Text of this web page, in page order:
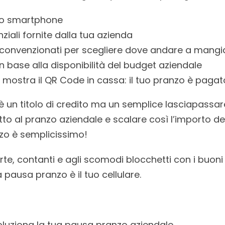
smartphone
fornite dalla tua azienda
per scegliere dove andare a
base alla disponibilità del budget aziendale
il QR Code in cassa: il tuo pranzo è
è un titolo di credito ma un semplice
al pranzo aziendale e scalare così l’importo
è semplicissimo!
contanti e agli scomodi blocchetti con i
pranzo è il tuo cellulare.